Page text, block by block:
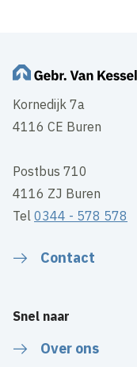
Kornedijk 7a
4116 CE Buren
Postbus 710
4116 ZJ Buren
Tel0344 - 578 578
Contact
Snel naar
Over ons